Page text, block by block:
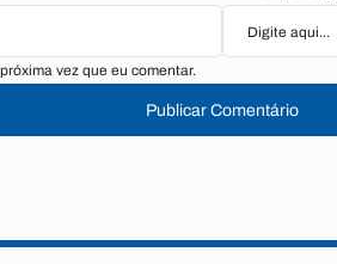
vez que eu comentar.
Publicar Comentário